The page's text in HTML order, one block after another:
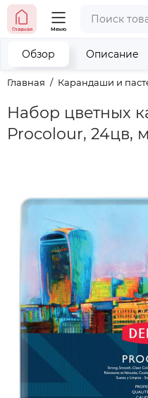
Главная Меню
Главная Карандаши и
Набор цветных
Procolour, 24цв,
Обзор Описание